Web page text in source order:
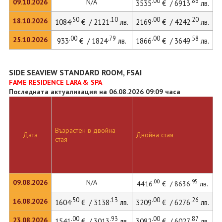
09.10.2026
18.10.2026
25.10.2026
N/A 3535 € / 6913
лв.
1084.50€ / 2121.10лв. 2169.00€ / 4242.20лв.
933.00€ / 1824.79 лв. 1866.00€ / 3649.58 лв.
SIDE SEAVIEW STANDARD ROOM, FSAI
FAME RESIDENCE LARA & SPA
Последната актуализация на 06.08.2026 09:09 часа
Дата
09.08.2026
16.08.2026
23.08.2026
Възрастен в двойна
стая
Двойна стая
N/A 4416.00 € / 8636.95 лв.
1604.50€ / 3138.13 лв. 3209.00€ / 6276.26 лв.
.00 .93 .00 .87